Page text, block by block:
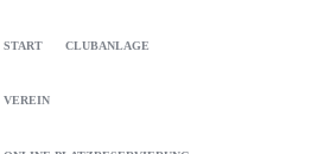
START CLUBANLAGE
VEREIN